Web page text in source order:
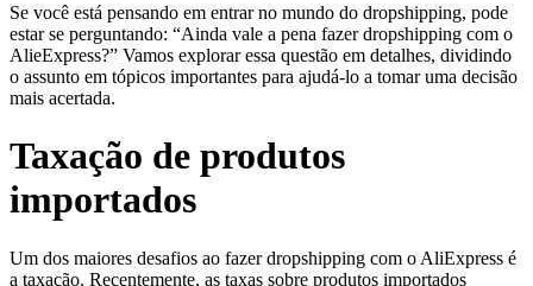
Se você está pensando em entrar no mundo do dropshipping, pode
estar se perguntando: “Ainda vale a pena fazer dropshipping com o
AlieExpress?” Vamos explorar essa questão em detalhes, dividindo
o assunto em tópicos importantes para ajudá-lo a tomar uma decisão
mais acertada.
Taxação de produtos
importados
Um dos maiores desafios ao fazer dropshipping com o AliExpress é
a taxação. Recentemente, as taxas sobre produtos importados